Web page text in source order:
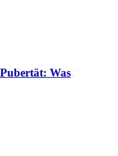
Was